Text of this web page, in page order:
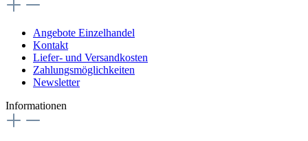
Angebote Einzelhandel
Kontakt
Liefer- und Versandkosten
Zahlungsmöglichkeiten
Newsletter
Informationen